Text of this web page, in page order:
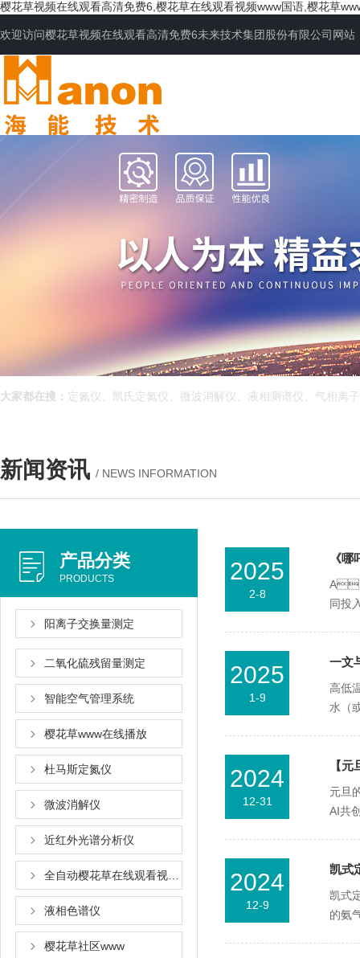
樱花草视频在线观看高清免费6,樱花草在线观看视频www国语,樱花草
欢迎访问樱花草视频在线观看高清免费6未来技术集团股份有限公司网站
网站首页
大家都在搜： 定氮仪、凯氏定氮仪、微波消解仪、液相测谱仪、气相离
新闻资讯 / NEWS INFORMATION
产品分类
PRODUCTS
阳离子交换量测定
二氧化硫残留量测定
智能空气管理系统
樱花草www在线播放
杜马斯定氮仪
微波消解仪
近红外光谱分析仪
液相色谱仪
樱花草社区www
2025
2-8
《哪
A：
同投
2025
1-9
一文
高低
水（
2024
12-31
【
元旦
AI共
2024
12-9
凯式
凯式
的氨